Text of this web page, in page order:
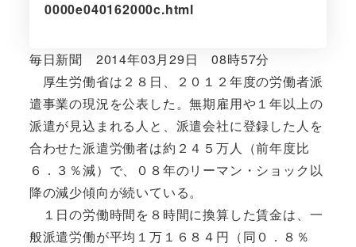
0000e040162000c.html
毎日新聞 2014年03月29日 08時57分
厚生労働省は２８日、２０１２年度の労働者派
遣事業の現況を公表した。無期雇用や１年以上の
派遣が見込まれる人と、派遣会社に登録した人を
合わせた派遣労働者は約２４５万人（前年度比
６．３％減）で、０８年のリーマン・ショック以
降の減少傾向が続いている。
１日の労働時間を８時間に換算した賃金は、一
般派遣労働が平均１万１６８４円（同０．８％